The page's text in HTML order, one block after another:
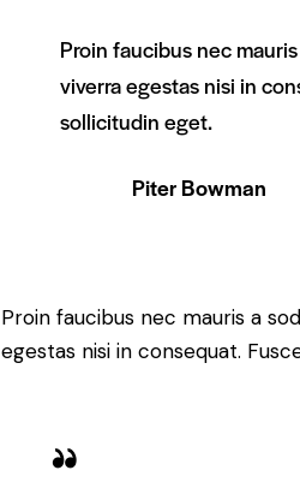
Proin faucibus nec
viverra egestas nisi in
sollicitudin eget.
Piter Bowman
Proin faucibus nec mauris a
egestas nisi in consequat.